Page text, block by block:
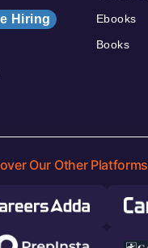
Hiring
Ebooks
Books
Our Other Platforms